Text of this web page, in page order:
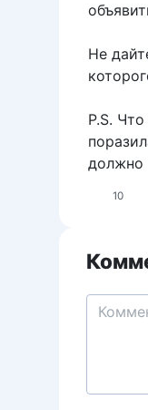
Не
P.S.
должно
10